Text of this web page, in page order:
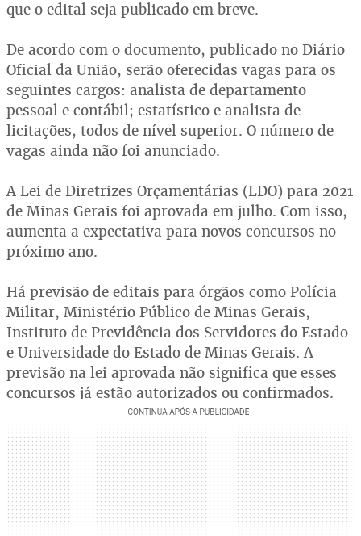
que o edital seja publicado em breve.
De acordo com o documento, publicado no Diário
Oficial da União, serão oferecidas vagas para os
seguintes cargos: analista de departamento
pessoal e contábil; estatístico e analista de
licitações, todos de nível superior. O número de
vagas ainda não foi anunciado.
A Lei de Diretrizes Orçamentárias (LDO) para 2021
de Minas Gerais foi aprovada em julho. Com isso,
aumenta a expectativa para novos concursos no
próximo ano.
Há previsão de editais para órgãos como Polícia
Militar, Ministério Público de Minas Gerais,
Instituto de Previdência dos Servidores do Estado
e Universidade do Estado de Minas Gerais. A
previsão na lei aprovada não significa que esses
concursos já estão autorizados ou confirmados.